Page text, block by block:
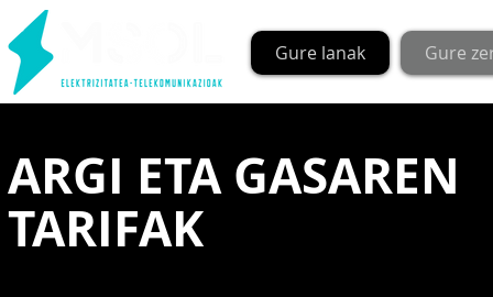
Gure lanak Gure
ARGI ETA GASAREN
TARIFAK